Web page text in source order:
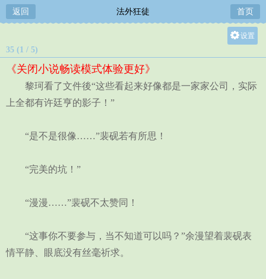
返回 法外狂徒 首页
设置
中
35 (1 / 5)
《关闭小说畅读模式体验更好》
黎珂看了文件後“这些看起来好像都是一家家公司，实际
上全都有许廷亨的影子！”
“是不是很像……”裴砚若有所思！
“完美的坑！”
“漫漫……”裴砚不太赞同！
“这事你不要参与，当不知道可以吗？”余漫望着裴砚表
情平静、眼底没有丝毫祈求。